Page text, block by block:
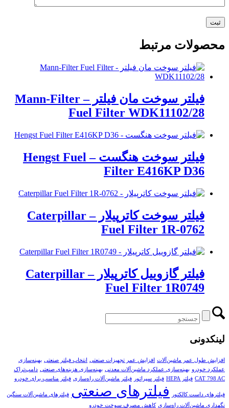
محصولات مرتبط
فیلتر سوخت مان فیلتر – Mann-Filter
Fuel Filter WDK11102/28
فیلتر سوخت هنگست – Hengst Fuel
Filter E416KP D36
فیلتر سوخت کاترپیلار – Caterpillar
Fuel Filter 1R-0762
فیلتر گازوییل کاترپیلار – Caterpillar
Fuel Filter 1R0749
لینکدونی
افزایش طول عمر ماشین‌آلات افزایش عمر تجهیزات صنعتی انتخاب فیلتر صنعتی بهینه‌سازی
عملکرد خودرو بهینه‌سازی عملکرد ماشین‌آلات معدنی بهینه‌سازی هزینه‌های صنعتی دامپ‌تراک
CAT 798 AC فیلتر HEPA فیلتر سپراتور فیلتر ماشین‌آلات راه‌سازی فیلتر مناسب برای خودرو
فیلترهای داست کالکتور فیلترهای صنعتی فیلترهای ماشین‌آلات سنگین
نگهداری ماشین‌آلات راه‌سازی کاهش مصرف سوخت خودرو